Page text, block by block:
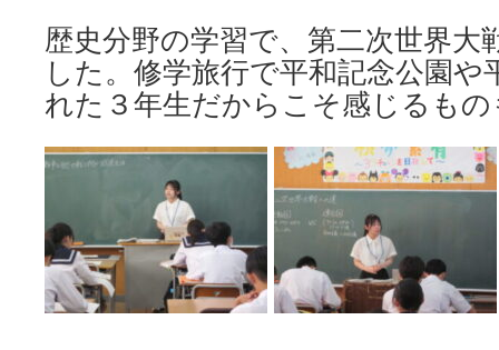
歴史分野の学習で、第二次世界大
した。修学旅行で平和記念公園や
れた３年生だからこそ感じるも